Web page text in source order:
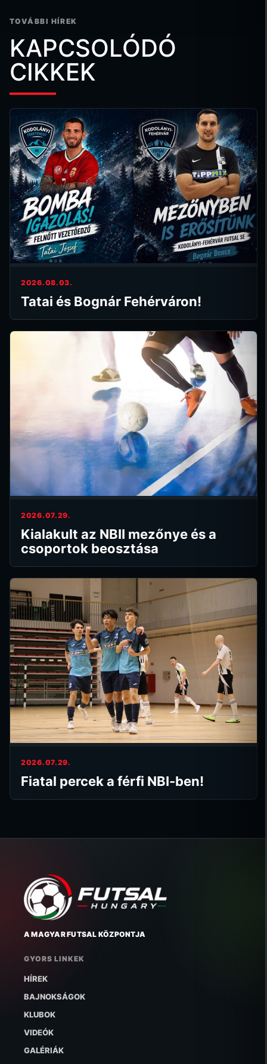
TOVÁBBI HÍREK
KAPCSOLÓDÓ
CIKKEK
2026.08.03.
Tatai és Bognár Fehérváron!
2026.07.29.
Kialakult az NBII mezőnye és a
csoportok beosztása
2026.07.29.
Fiatal percek a férfi NBI-ben!
A MAGYAR FUTSAL KÖZPONTJA
GYORS LINKEK
HÍREK
BAJNOKSÁGOK
KLUBOK
VIDEÓK
GALÉRIÁK